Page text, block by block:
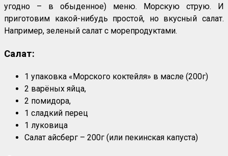
угодно – в обыденное) меню. Морскую струю. И
приготовим какой-нибудь простой, но вкусный салат.
Например, зеленый салат с морепродуктами.
Салат:
1 упаковка «Морского коктейля» в масле (200г)
2 варёных яйца,
2 помидора,
1 сладкий перец
1 луковица
Салат айсберг – 200г (или пекинская капуста)